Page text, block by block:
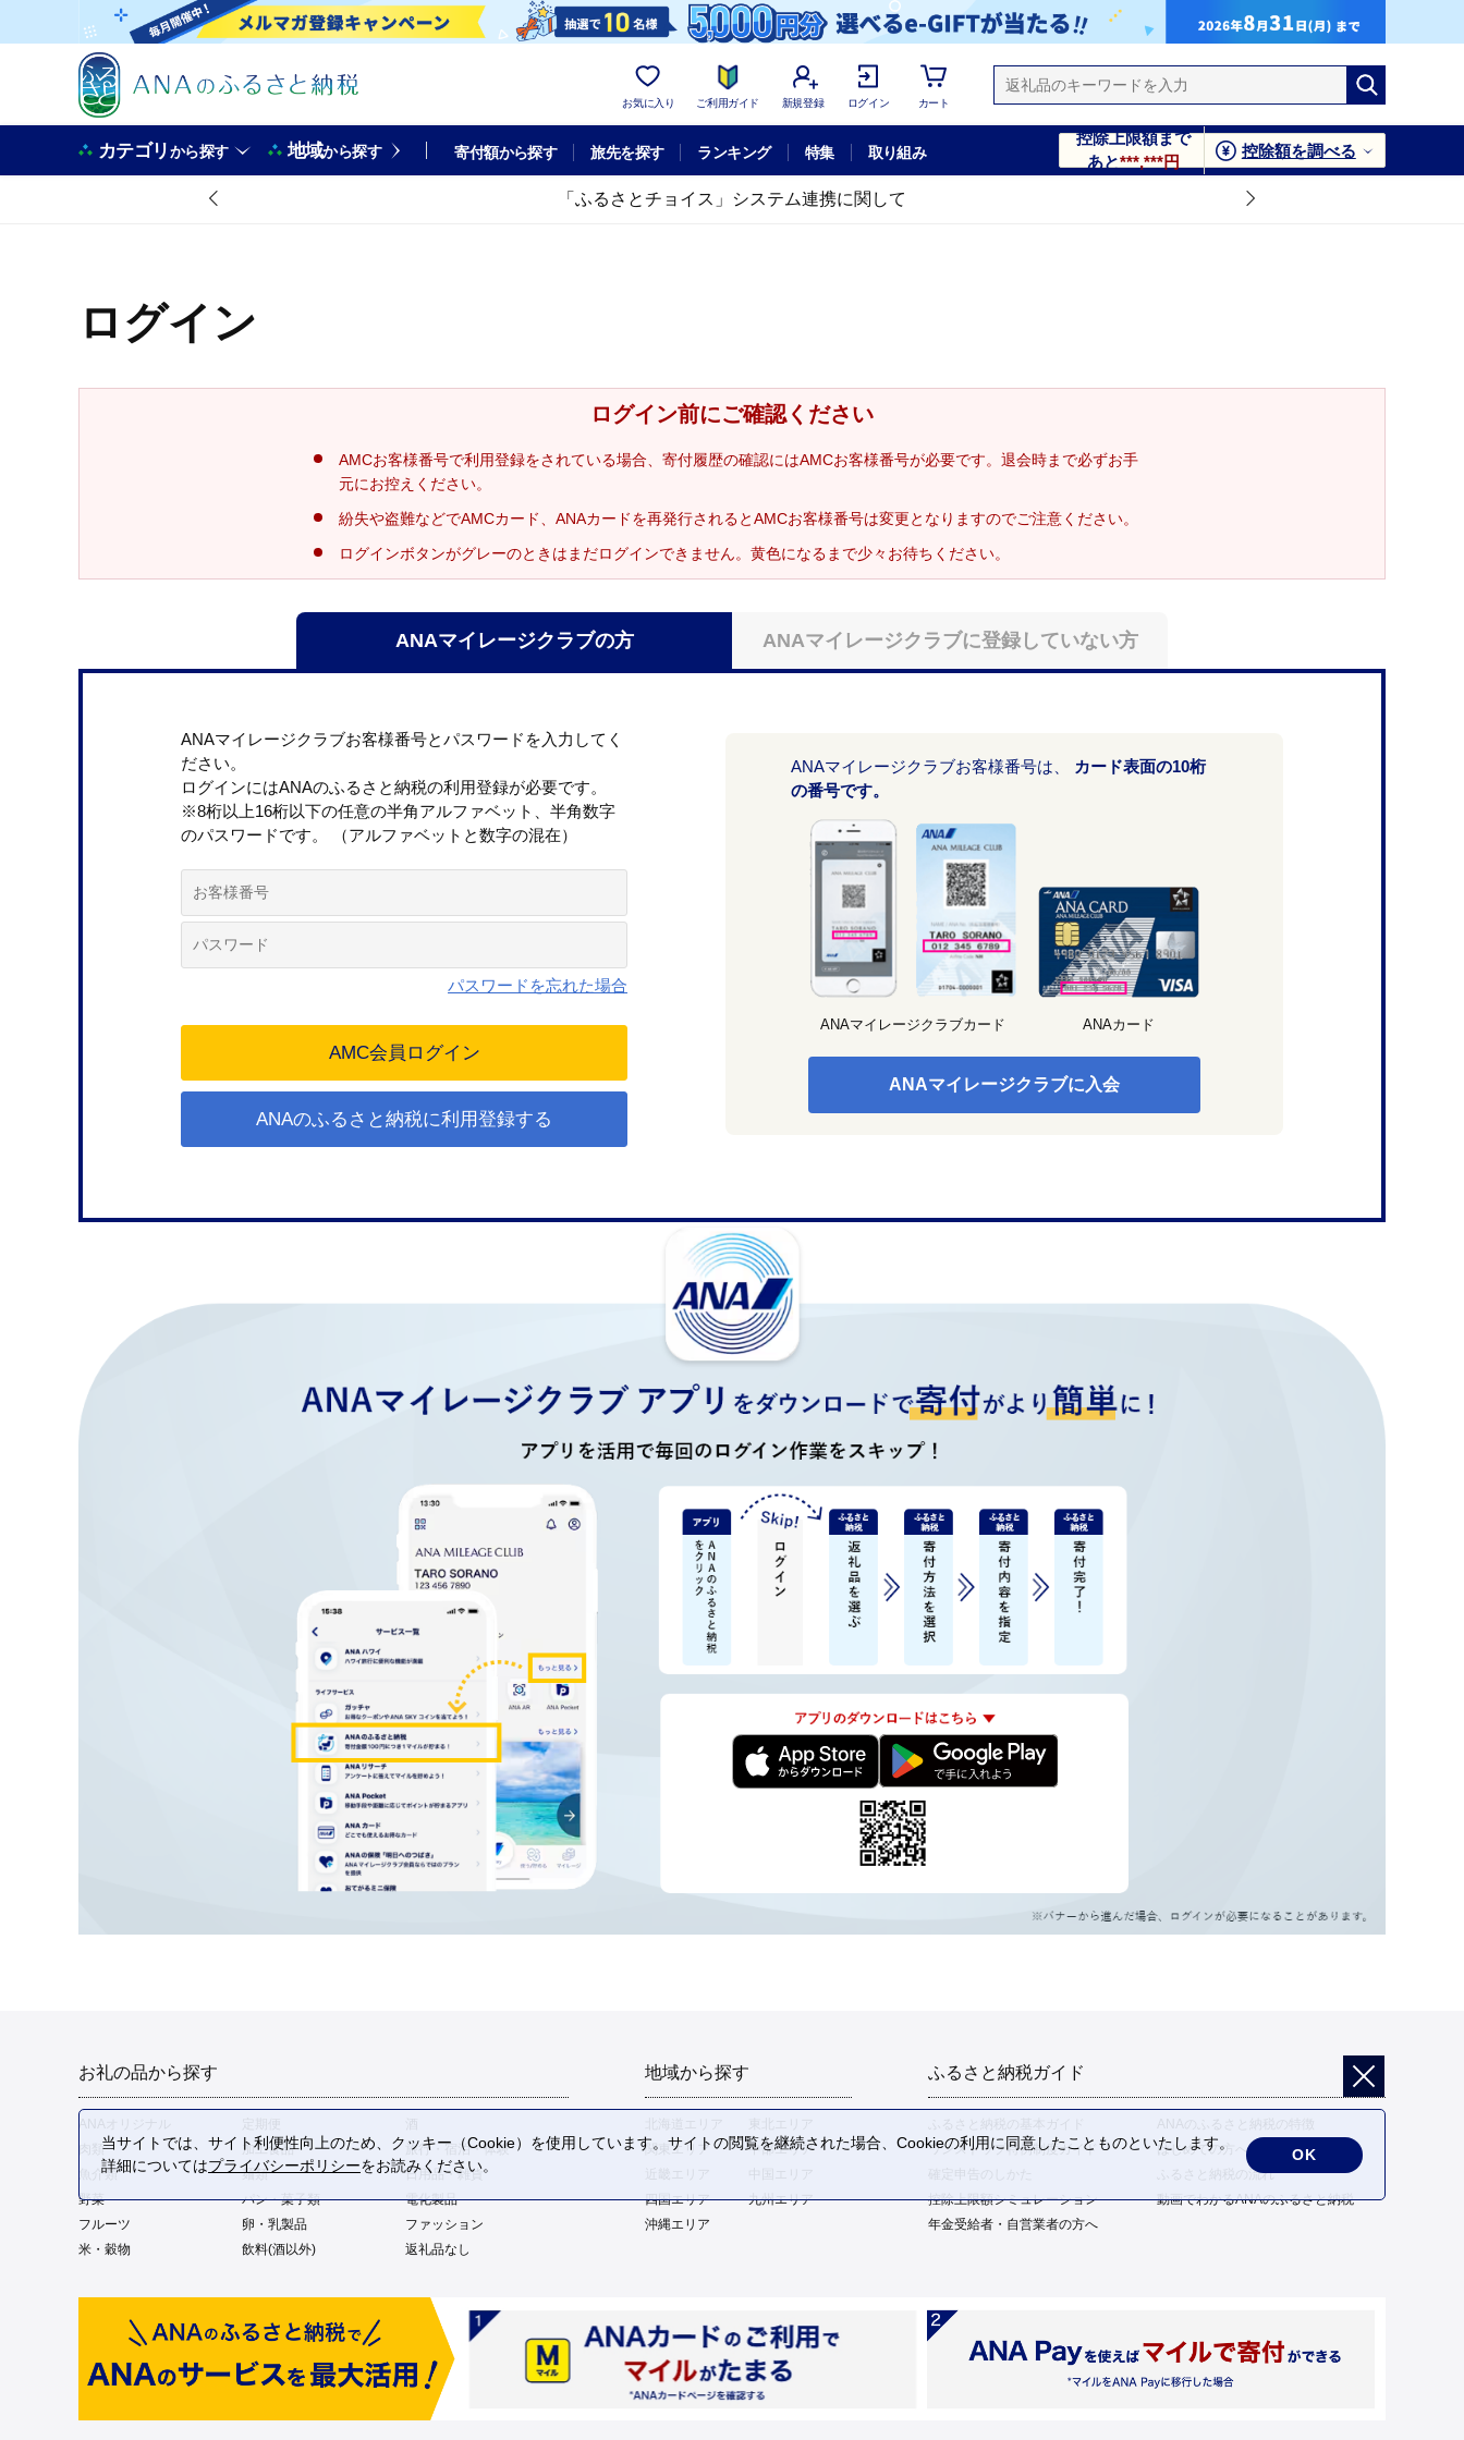
お気に入り ご利用ガイド 新規登録 ログイン カート
カテゴリから探す 地域から探す 寄付額から探す 旅先を探す ランキング 特集 取り組み
控除上限額まで
あと***,***円
控除額を調べる
「ふるさとチョイス」システム連携に関して
ログイン
ログイン前にご確認ください
AMCお客様番号で利用登録をされている場合、寄付履歴の確認にはAMCお客様番号が必要です。退会時まで必ずお手
元にお控えください。
紛失や盗難などでAMCカード、ANAカードを再発行されるとAMCお客様番号は変更となりますのでご注意ください。
ログインボタンがグレーのときはまだログインできません。黄色になるまで少々お待ちください。
ANAマイレージクラブの方 ANAマイレージクラブに登録していない方
ANAマイレージクラブお客様番号とパスワードを入力してく
ださい。
ログインにはANAのふるさと納税の利用登録が必要です。
※8桁以上16桁以下の任意の半角アルファベット、半角数字
のパスワードです。 （アルファベットと数字の混在）
パスワードを忘れた場合
ANAのふるさと納税に利用登録する
ANAマイレージクラブお客様番号は、
カード表面の10桁
の番号です。
ANAマイレージクラブカード ANAカード
ANAマイレージクラブに入会
お礼の品から探す
肉類
加工食品
旅行・宿泊・体験
魚介類
麺類
日用品・雑貨
野菜
パン・菓子類
電化製品
フルーツ
卵・乳製品
ファッション
米・穀物
飲料(酒以外) 返礼品なし
地域から探す
関東エリア
中部エリア
四国エリア
九州エリア
沖縄エリア
ふるさと納税ガイド
ふるさと納税の基本ガイド
ANAのふるさと納税の特徴
ワンストップ特例制度ガイド
はじめての方へ
ふるさと納税の流れ
控除上限額シミュレーション
動画でわかるANAのふるさと納税
年金受給者・自営業者の方へ
当サイトでは、サイト利便性向上のため、クッキー（Cookie）を使用しています。サイトの閲覧を継続された場合、Cookieの利用に同意したことものといたします。
詳細についてはプライバシーポリシーをお読みください。
OK